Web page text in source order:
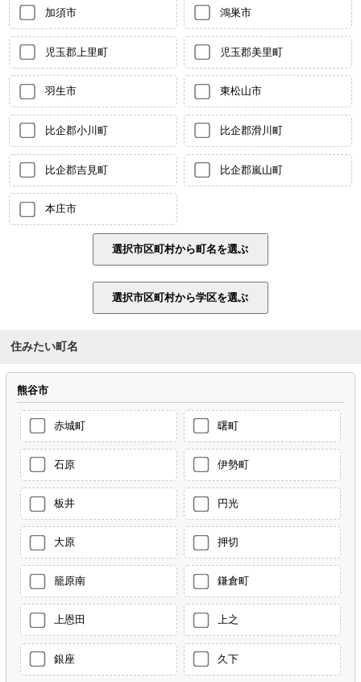
加須市 鴻巣市
児玉郡上里町 児玉郡美里町
羽生市 東松山市
比企郡小川町 比企郡滑川町
比企郡吉見町 比企郡嵐山町
本庄市
住みたい町名
熊谷市
赤城町 曙町
石原 伊勢町
板井 円光
大原 押切
籠原南 鎌倉町
上恩田 上之
銀座 久下